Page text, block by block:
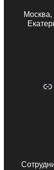
Москва,